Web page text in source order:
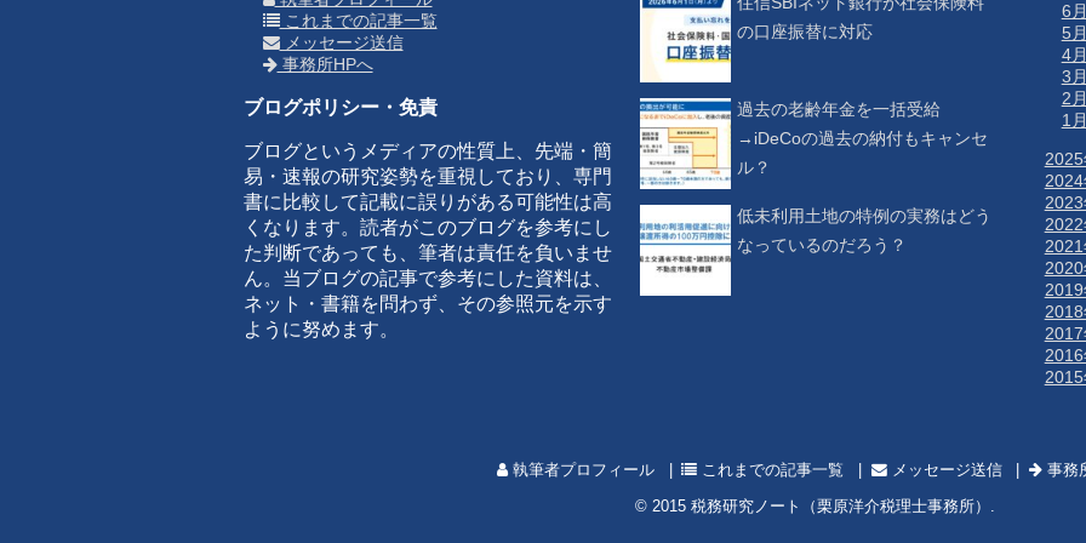
これまでの記事一覧
メッセージ送信
事務所HPへ
ブログポリシー・免責
ブログというメディアの性質上、先端・簡
易・速報の研究姿勢を重視しており、専門
書に比較して記載に誤りがある可能性は高
くなります。読者がこのブログを参考にし
た判断であっても、筆者は責任を負いませ
ん。当ブログの記事で参考にした資料は、
ネット・書籍を問わず、その参照元を示す
ように努めます。
の口座振替に対応
過去の老齢年金を一括受給
→iDeCoの過去の納付もキャンセ
ル？
低未利用土地の特例の実務はどう
なっているのだろう？
6月
5月
4月
3月
2月
1月
執筆者プロフィール これまでの記事一覧 メッセージ送信
事務
© 2015 税務研究ノート（栗原洋介税理士事務所）